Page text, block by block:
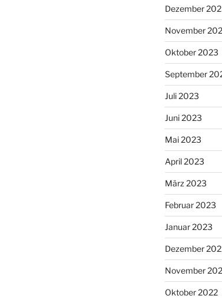
Dezember
November
Oktober 2023
September
Juli 2023
Juni 2023
Mai 2023
April 2023
März 2023
Februar 2023
Januar 2023
Dezember
November
Oktober 2022